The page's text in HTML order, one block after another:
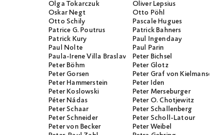
Olga Tokarczuk
Oliver Lepsius
Oskar Negt
Otto Pöhl
Otto Schily
Pascale Hugues
Patrice G. Poutrus
Patrick Bahners
Patrick Kury
Paul Ingendaay
Paul Nolte
Paul Parin
Paula-Irene Villa BraslavskyPeter Bichsel
Peter Böhm
Peter Glotz
Peter Gorsen
Peter Graf von
Peter Hammerstein
Peter Iden
Peter Koslowski
Peter Merseburger
Péter Nádas
Peter O. Chotjewitz
Peter Schaar
Peter Schallenberg
Peter Schneider
Peter Scholl-Latour
Peter von Becker
Peter Weibel